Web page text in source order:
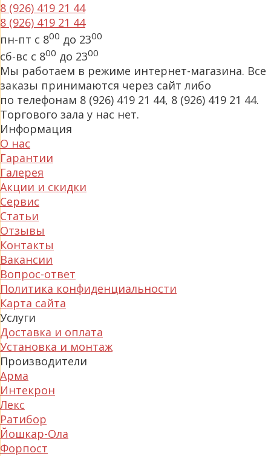
8 (926) 419 21 44
8 (926) 419 21 44
пн-пт с 800 до 2300
сб-вс с 800 до 2300
Мы работаем в режиме интернет-магазина. Все
заказы принимаются через сайт либо
по телефонам 8 (926) 419 21 44, 8 (926) 419 21 44.
Торгового зала у нас нет.
Информация
О нас
Гарантии
Галерея
Акции и скидки
Сервис
Статьи
Отзывы
Контакты
Вакансии
Вопрос-ответ
Политика конфиденциальности
Карта сайта
Услуги
Доставка и оплата
Установка и монтаж
Производители
Арма
Интекрон
Лекс
Ратибор
Йошкар-Ола
Форпост